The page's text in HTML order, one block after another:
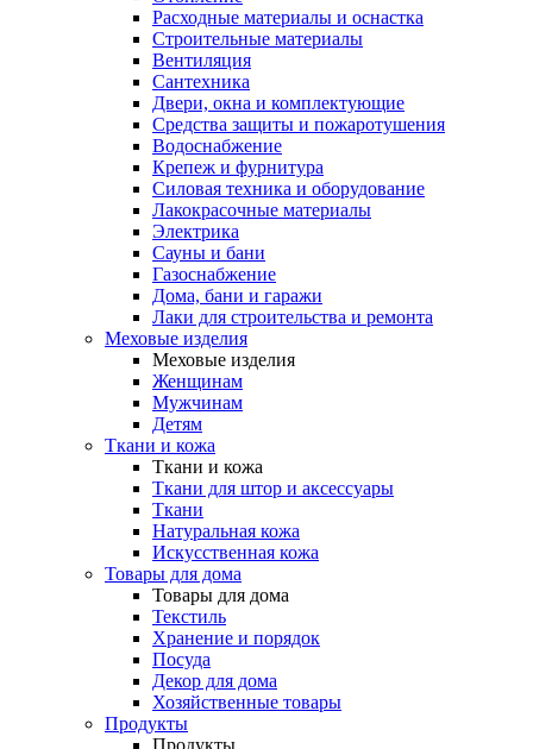
Расходные материалы и оснастка
Строительные материалы
Вентиляция
Сантехника
Двери, окна и комплектующие
Средства защиты и пожаротушения
Водоснабжение
Крепеж и фурнитура
Силовая техника и оборудование
Лакокрасочные материалы
Электрика
Сауны и бани
Газоснабжение
Дома, бани и гаражи
Лаки для строительства и ремонта
Меховые изделия
Меховые изделия
Женщинам
Мужчинам
Детям
Ткани и кожа
Ткани и кожа
Ткани для штор и аксессуары
Ткани
Натуральная кожа
Искусственная кожа
Товары для дома
Товары для дома
Текстиль
Хранение и порядок
Посуда
Декор для дома
Хозяйственные товары
Продукты
Продукты